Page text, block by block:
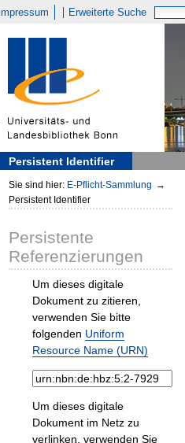
Impressum Erweiterte Suche
Persistent Identifier
Sie sind hier: E-Pflicht-Sammlung →
Persistent Identifier
Persistente
Referenzierungen
Um dieses digitale
Dokument zu zitieren,
verwenden Sie bitte
folgenden Uniform
Resource Name (URN)
Um dieses digitale
Dokument im Netz zu
verlinken, verwenden Sie